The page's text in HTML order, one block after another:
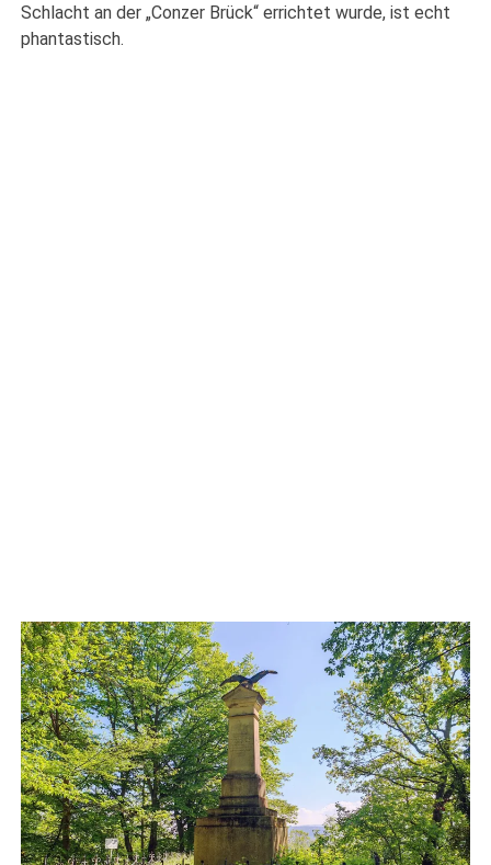
Schlacht an der „Conzer Brück“ errichtet wurde, ist echt
phantastisch.